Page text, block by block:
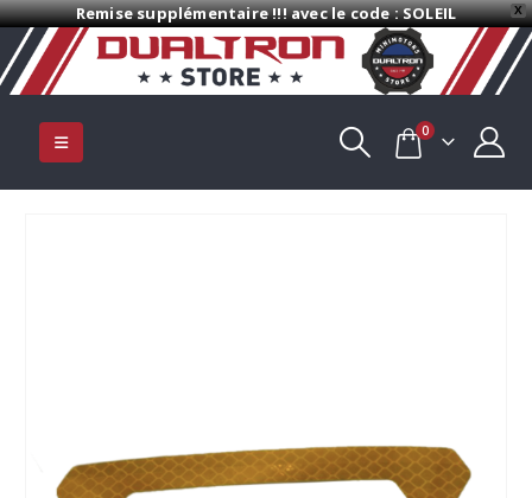
X
Remise supplémentaire !!! avec le code : SOLEIL
0